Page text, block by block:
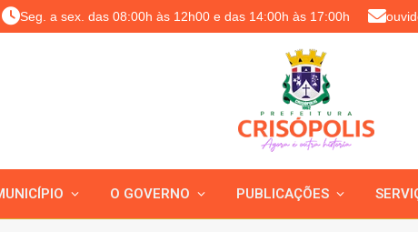
Seg. a sex. das 08:00h às 12h00 e das 14:00h às 17:00h
O GOVERNO PUBLICAÇÕES